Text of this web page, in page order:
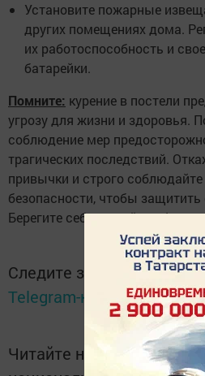
Установите пожарные
других помещениях дома.
их работоспособность и
батарейки.
Помните: курение в постели
угрозу для жизни и здоровья.
соблюдение мер
трагических последствий.
привычки и строго
безопасности, чтобы защитить
Берегите себя и свой дом!
Следите за самым
Telegram-канале
Читайте новости